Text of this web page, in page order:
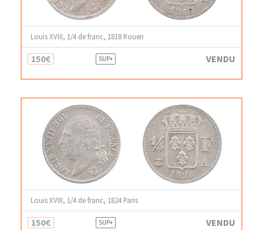
Louis XVIII, 1/4 de franc, 1818 Rouen
150€ SUP+ VENDU
Louis XVIII, 1/4 de franc, 1824 Paris
150€ SUP+ VENDU